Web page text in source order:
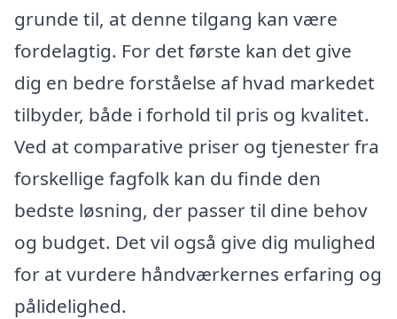
grunde til, at denne tilgang kan være
fordelagtig. For det første kan det give
dig en bedre forståelse af hvad markedet
tilbyder, både i forhold til pris og kvalitet.
Ved at comparative priser og tjenester fra
forskellige fagfolk kan du finde den
bedste løsning, der passer til dine behov
og budget. Det vil også give dig mulighed
for at vurdere håndværkernes erfaring og
pålidelighed.